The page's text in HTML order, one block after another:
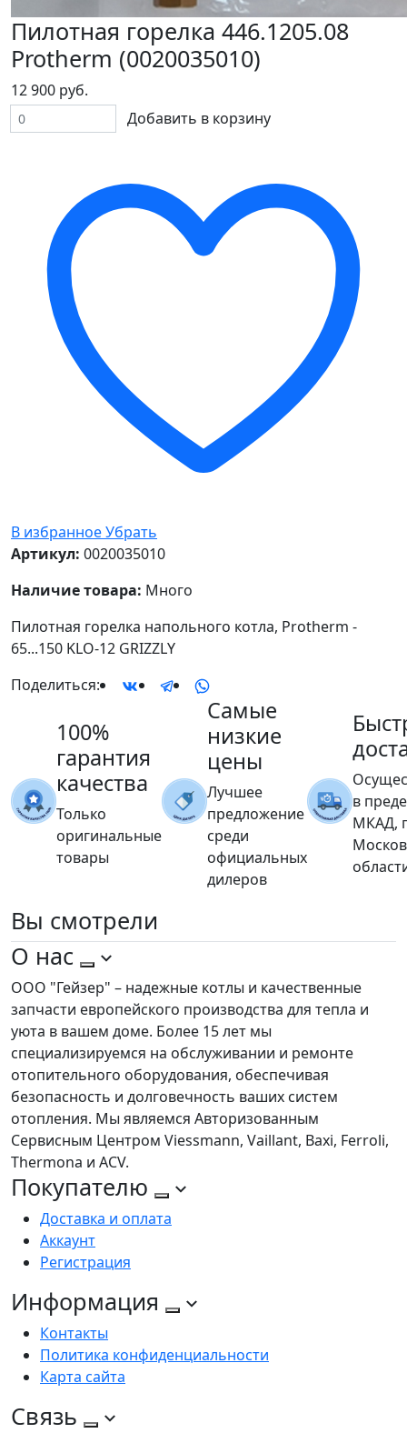
Пилотная горелка 446.1205.08
Protherm (0020035010)
12 900 руб.
Добавить в корзину
В избранноеУбрать
Артикул: 0020035010
Наличие товара: Много
Пилотная горелка напольного котла, Protherm -
65...150 KLO-12 GRIZZLY
Поделиться:
100%
гарантия
качества
Только
оригинальные
товары
Самые
низкие
цены
Лучшее
предложение
среди
официальных
дилеров
в
МКАД,
Вы смотрели
О нас
ООО "Гейзер" – надежные котлы и качественные
запчасти европейского производства для тепла и
уюта в вашем доме. Более 15 лет мы
специализируемся на обслуживании и ремонте
отопительного оборудования, обеспечивая
безопасность и долговечность ваших систем
отопления. Мы являемся Авторизованным
Сервисным Центром Viessmann, Vaillant, Baxi, Ferroli,
Thermona и ACV.
Покупателю
Доставка и оплата
Аккаунт
Регистрация
Информация
Контакты
Политика конфиденциальности
Карта сайта
Связь